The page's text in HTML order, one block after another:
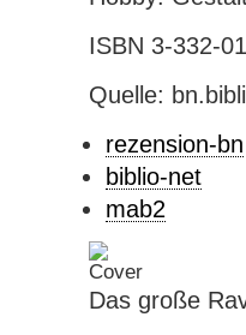
ISBN 3-332-
Quelle:
rezension-bn
biblio-net
mab2
Das große